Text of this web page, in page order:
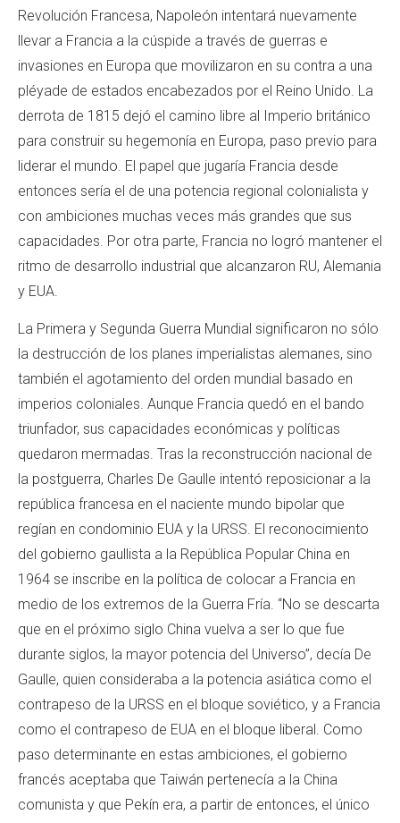
Revolución Francesa, Napoleón intentará nuevamente
llevar a Francia a la cúspide a través de guerras e
invasiones en Europa que movilizaron en su contra a una
pléyade de estados encabezados por el Reino Unido. La
derrota de 1815 dejó el camino libre al Imperio británico
para construir su hegemonía en Europa, paso previo para
liderar el mundo. El papel que jugaría Francia desde
entonces sería el de una potencia regional colonialista y
con ambiciones muchas veces más grandes que sus
capacidades. Por otra parte, Francia no logró mantener el
ritmo de desarrollo industrial que alcanzaron RU, Alemania
y EUA.
La Primera y Segunda Guerra Mundial significaron no sólo
la destrucción de los planes imperialistas alemanes, sino
también el agotamiento del orden mundial basado en
imperios coloniales. Aunque Francia quedó en el bando
triunfador, sus capacidades económicas y políticas
quedaron mermadas. Tras la reconstrucción nacional de
la postguerra, Charles De Gaulle intentó reposicionar a la
república francesa en el naciente mundo bipolar que
regían en condominio EUA y la URSS. El reconocimiento
del gobierno gaullista a la República Popular China en
1964 se inscribe en la política de colocar a Francia en
medio de los extremos de la Guerra Fría. “No se descarta
que en el próximo siglo China vuelva a ser lo que fue
durante siglos, la mayor potencia del Universo”, decía De
Gaulle, quien consideraba a la potencia asiática como el
contrapeso de la URSS en el bloque soviético, y a Francia
como el contrapeso de EUA en el bloque liberal. Como
paso determinante en estas ambiciones, el gobierno
francés aceptaba que Taiwán pertenecía a la China
comunista y que Pekín era, a partir de entonces, el único